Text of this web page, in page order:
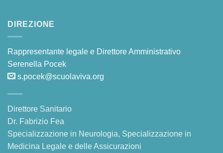
DIREZIONE
Rappresentante legale e Direttore Amministrativo
Serenella Pocek
s.pocek@scuolaviva.org
Direttore Sanitario
Dr. Fabrizio Fea
Specializzazione in Neurologia, Specializzazione in
Medicina Legale e delle Assicurazioni